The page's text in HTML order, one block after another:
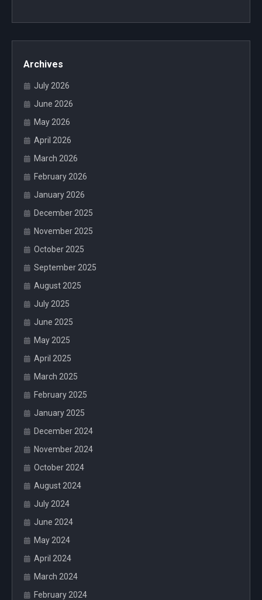
Archives
July 2026
June 2026
May 2026
April 2026
March 2026
February 2026
January 2026
December 2025
November 2025
October 2025
September 2025
August 2025
July 2025
June 2025
May 2025
April 2025
March 2025
February 2025
January 2025
December 2024
November 2024
October 2024
August 2024
July 2024
June 2024
May 2024
April 2024
March 2024
February 2024